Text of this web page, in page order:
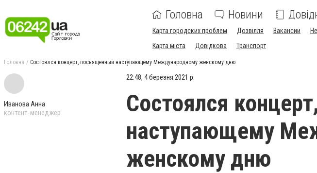
Головна Новини
Карта городских проблем Дозвілля Вакансии
Карта міста
Довідкова Транспорт
Головна Состоялся концерт, посвященный наступающему Международному женскому дню
Иванова Анна
контент-менеджер
22:48, 4 березня 2021 р.
Состоялся
наступающему
женскому дню